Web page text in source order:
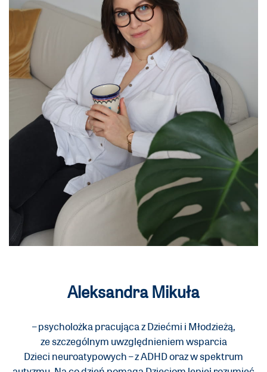
Aleksandra Mikuła
– psycholożka pracująca z Dziećmi i Młodzieżą,
ze szczególnym uwzględnieniem wsparcia
Dzieci neuroatypowych – z ADHD oraz w spektrum